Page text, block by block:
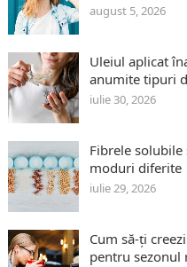
august 5, 2026
Uleiul aplicat
anumite tipuri
iulie 30, 2026
Fibrele
moduri diferite
iulie 29, 2026
Cum să-ți
pentru sezonul